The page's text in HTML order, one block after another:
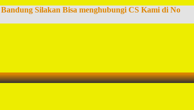
Silakan Bisa menghubungi CS Kami di No